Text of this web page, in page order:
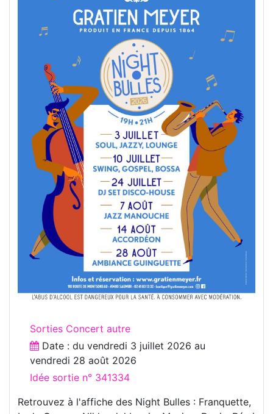
Sorties Concert autre
Date : du vendredi 3 juillet 2026 au
vendredi 28 août 2026
Idée sortie n° 341334
Retrouvez à l'affiche des Night Bulles : Franquette,